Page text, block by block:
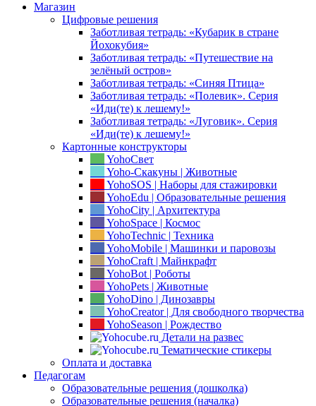
Магазин
Цифровые решения
Заботливая тетрадь: «Кубарик в стране
Йохокубия»
Заботливая тетрадь: «Путешествие на
зелёный остров»
Заботливая тетрадь: «Синяя Птица»
Заботливая тетрадь: «Полевик». Серия
«Иди(те) к лешему!»
Заботливая тетрадь: «Луговик». Серия
«Иди(те) к лешему!»
Картонные конструкторы
YohoСвет
Yoho-Скакуны | Животные
YohoSOS | Наборы для стажировки
YohoEdu | Образовательные решения
YohoCity | Архитектура
YohoSpace | Космос
YohoTechnic | Техника
YohoMobile | Машинки и паровозы
YohoCraft | Майнкрафт
YohoBot | Роботы
YohoPets | Животные
YohoDino | Динозавры
YohoCreator | Для свободного творчества
YohoSeason | Рождество
Детали на развес
Тематические стикеры
Оплата и доставка
Педагогам
Образовательные решения (дошколка)
Образовательные решения (началка)